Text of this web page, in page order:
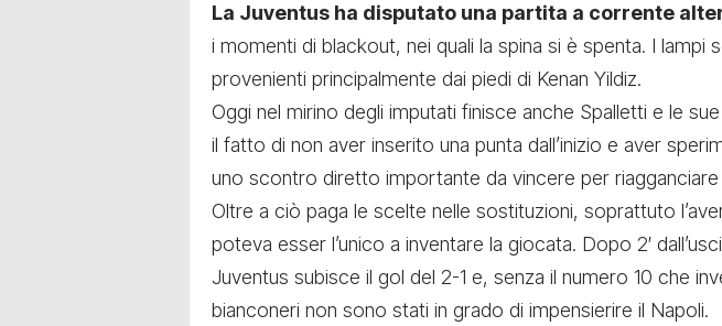
La Juventus ha disputato una partita a corrente
i momenti di blackout, nei quali la spina si è spenta. I lampi
provenienti principalmente dai piedi di Kenan Yildiz.
Oggi nel mirino degli imputati finisce anche Spalletti e le
il fatto di non aver inserito una punta dall’inizio e aver
uno scontro diretto importante da vincere per
Oltre a ciò paga le scelte nelle sostituzioni, soprattuto
poteva esser l’unico a inventare la giocata. Dopo 2′
Juventus subisce il gol del 2-1 e, senza il numero 10 che
bianconeri non sono stati in grado di impensierire il Napoli.